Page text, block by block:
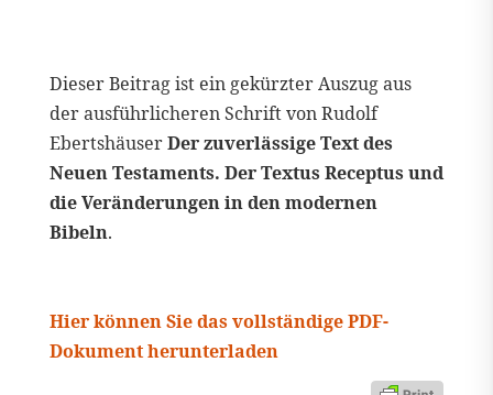
Dieser Beitrag ist ein gekürzter Auszug aus
der ausführlicheren Schrift von Rudolf
EbertshäuserDer zuverlässige Text des
Neuen Testaments. Der Textus Receptus und
die Veränderungen in den modernen
Bibeln.
Hier können Sie das vollständige PDF-
Dokument herunterladen